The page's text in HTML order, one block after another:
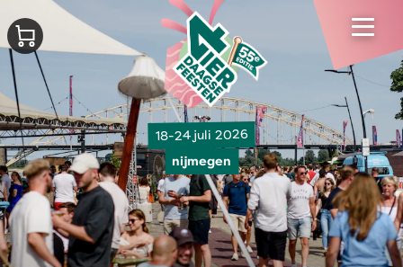
18-24 juli 2026
nijmegen